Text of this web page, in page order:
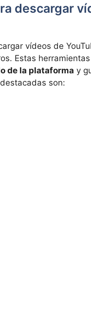
descargar
vídeos de
Estas
de la plataforma y
son: